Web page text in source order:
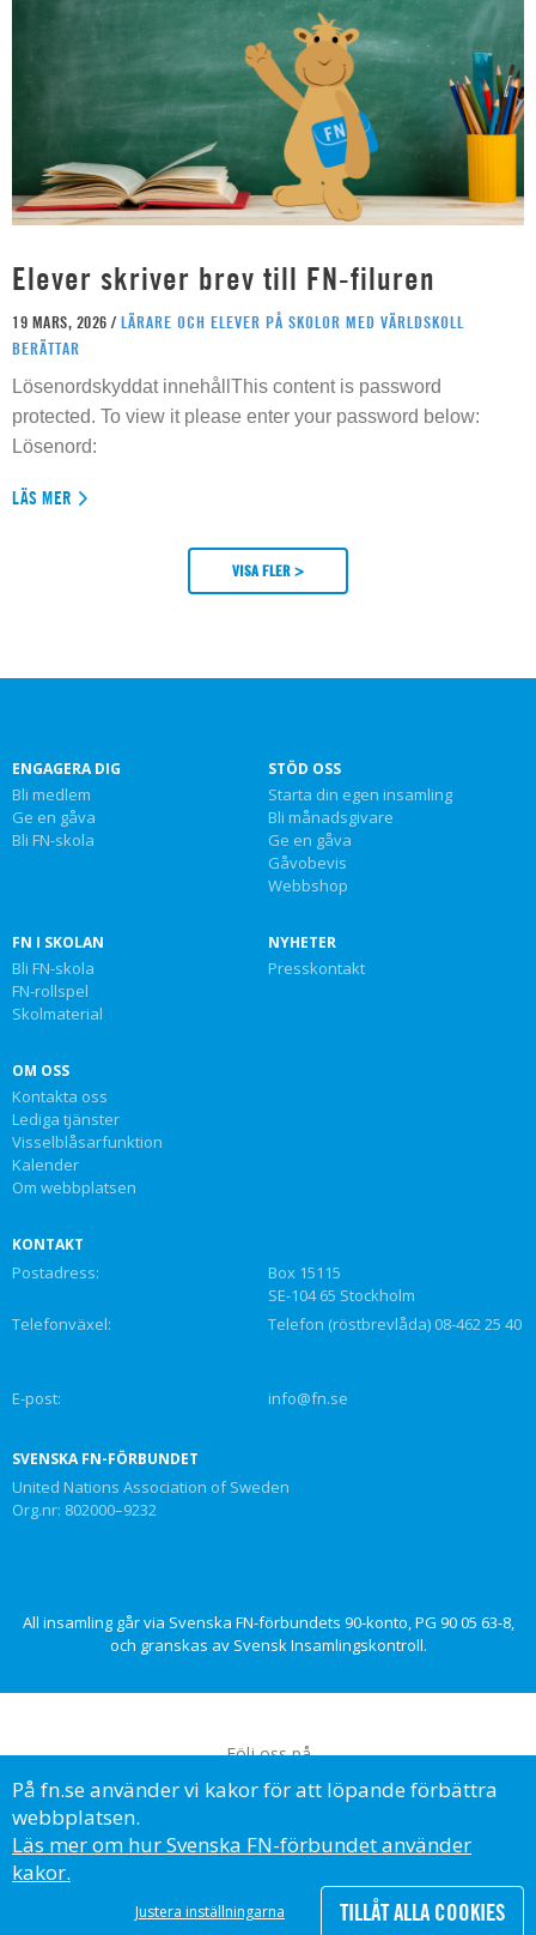
Elever skriver brev till FN-filuren
19 MARS, 2026 / LÄRARE OCH ELEVER PÅ SKOLOR MED VÄRLDSKOLL
BERÄTTAR
Lösenordskyddat innehållThis content is password
protected. To view it please enter your password below:
Lösenord:
LÄS MER
VISA FLER >
ENGAGERA DIG
Bli medlem
Ge en gåva
Bli FN-skola
STÖD OSS
Starta din egen insamling
Bli månadsgivare
Ge en gåva
Gåvobevis
Webbshop
FN I SKOLAN
Bli FN-skola
FN-rollspel
Skolmaterial
NYHETER
Presskontakt
OM OSS
Kontakta oss
Lediga tjänster
Visselblåsarfunktion
Kalender
Om webbplatsen
KONTAKT
Postadress:
Box 15115
SE-104 65 Stockholm
Telefonväxel:
Telefon (röstbrevlåda) 08-462 25 40
E-post: info@fn.se
SVENSKA FN-FÖRBUNDET
United Nations Association of Sweden
Org.nr: 802000–9232
All insamling går via Svenska FN-förbundets 90-konto, PG 90 05 63-8,
och granskas av Svensk Insamlingskontroll.
Följ oss på
© Svenska FN-förbundet, 2023
På fn.se använder vi kakor för att löpande förbättra
webbplatsen.
Läs mer om hur Svenska FN-förbundet använder
kakor.
Justera inställningarna TILLÅT ALLA COOKIES